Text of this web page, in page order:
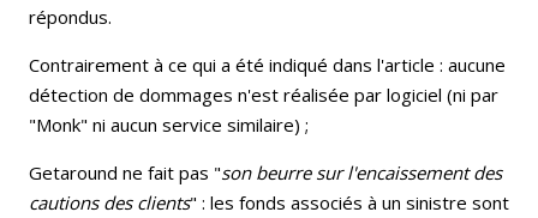
répondus.
Contrairement à ce qui a été indiqué dans l'article : aucune
détection de dommages n'est réalisée par logiciel (ni par
"Monk" ni aucun service similaire) ;
Getaround ne fait pas "son beurre sur l'encaissement des
cautions des clients" : les fonds associés à un sinistre sont